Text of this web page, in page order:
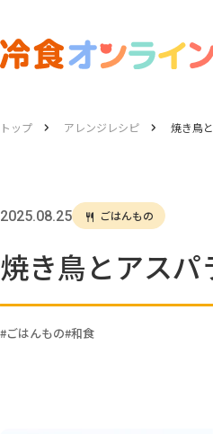
トップ アレンジレシピ 焼き鳥
2025.08.25 ごはんもの
焼き鳥とアス
ごはんもの 和食